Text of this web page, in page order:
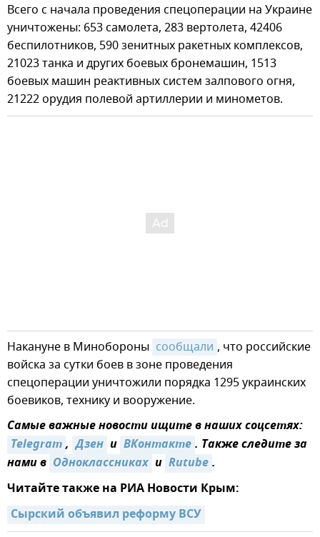
Всего с начала проведения спецоперации на Украине
уничтожены: 653 самолета, 283 вертолета, 42406
беспилотников, 590 зенитных ракетных комплексов,
21023 танка и других боевых бронемашин, 1513
боевых машин реактивных систем залпового огня,
21222 орудия полевой артиллерии и минометов.
Накануне в Минобороны сообщали , что российские
войска за сутки боев в зоне проведения
спецоперации уничтожили порядка 1295 украинских
боевиков, технику и вооружение.
Самые важные новости ищите в наших соцсетях:
Telegram, Дзен и ВКонтакте. Также следите за
нами в Одноклассниках и Rutube.
Читайте также на РИА Новости Крым:
Сырский объявил реформу ВСУ